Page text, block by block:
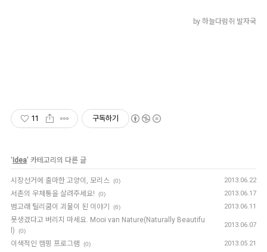
by 하늘다람쥐 발자국
11 구독하기
' Idea' 카테고리의 다른 글
시장선거에 출마한 고양이, 모리스 (0) 2013.06.22
서촌의 우체통을 살려주세요! (0) 2013.06.17
범고래 틸리쿰이 괴물이 된 이야기 (6) 2013.06.11
못생겼다고 버리지 마세요. Mooi van Nature(Naturally Beautifu
l)
(0)
2013.06.07
이색적인 캠핑 프로그램 (0) 2013.05.21